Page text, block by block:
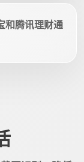
和腾讯理财通